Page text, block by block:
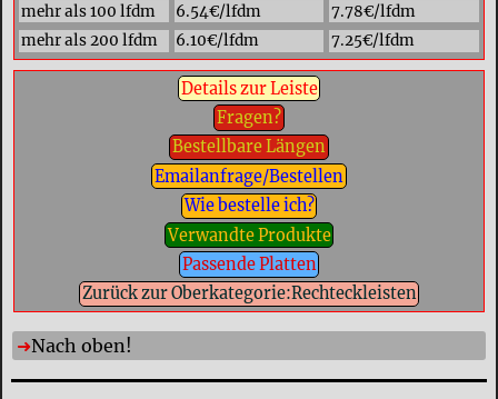
mehr als 100 lfdm
6.54€/lfdm
7.78€/lfdm
mehr als 200 lfdm
6.10€/lfdm 7.25€/lfdm
Details zur Leiste
Fragen?
Bestellbare Längen
Emailanfrage/Bestellen
Wie bestelle ich?
Verwandte Produkte
Passende Platten
Zurück zur Oberkategorie:Rechteckleisten
Nach oben!